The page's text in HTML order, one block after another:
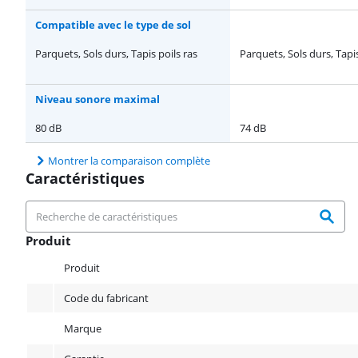
Compatible avec le type de sol
Parquets, Sols durs, Tapis poils ras
Parquets, Sols durs,
Niveau sonore maximal
80 dB
74 dB
Montrer la comparaison complète
Caractéristiques
Produit
Produit
Code du fabricant
Marque